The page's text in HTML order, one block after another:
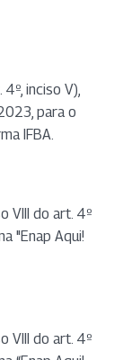
inciso V),
para o
IFBA.
VIII do art. 4º
"Enap Aqui!
VIII do art. 4º